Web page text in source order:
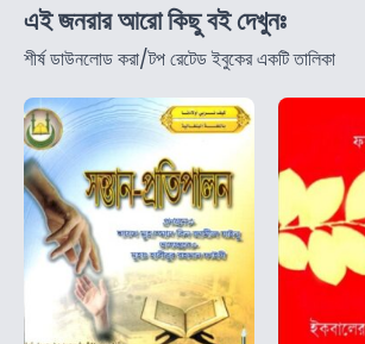
এই জনরার আরো কিছু বই দেখুনঃ
শীর্ষ ডাউনলোড করা/টপ রেটেড ইবুকের একটি তালিকা